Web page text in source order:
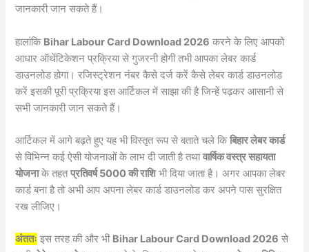
जानकारी जान सकते हैं।
हालांकि Bihar Labour Card Download 2026 करने के लिए आपको
आधार ऑथेंटिकेशन प्रक्रिया से गुजरनी होगी तभी आपका लेबर कार्ड
डाउनलोड होगा। रजिस्ट्रेशन नंबर कैसे दर्ज करें कैसे लेबर कार्ड डाउनलोड
करें इसकी पूरी प्रक्रिया इस आर्टिकल में साझा की है जिन्हें पढ़कर आसानी से
सभी जानकारी जान सकते हैं।
आर्टिकल में आगे बढ़ते हुए यह भी विस्तृत रूप से बताते चले किबिहार लेबर कार्ड
से विभिन्न कई ऐसी योजनाओं के लाभ दी जाती है तथावार्षिक वस्त्र सहायता
योजनाके तहतप्रतिवर्ष 5000 की राशिभी दिया जाता है। अगर आपका लेबर
कार्ड बना है तो अभी आप अपना लेबर कार्ड डाउनलोड कर अपने पास सुरक्षित
रख लीजिए।
अंततः इस तरह की और भी Bihar Labour Card Download 2026 से